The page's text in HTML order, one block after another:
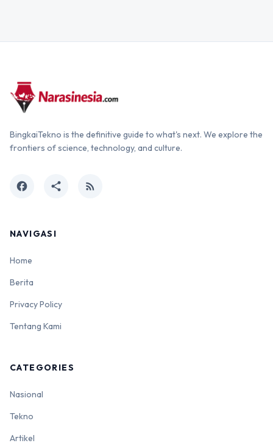
BingkaiTekno is the definitive guide to what's next. We explore the
frontiers of science, technology, and culture.
facebook share rss_feed
NAVIGASI
Home
Berita
Privacy Policy
Tentang Kami
CATEGORIES
Nasional
Tekno
Artikel